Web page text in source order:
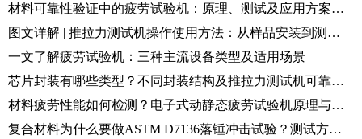
材料可靠性验证中的疲劳试验机：原理、测试及应用方案介绍
图文详解 | 推拉力测试机操作使用方法：从样品安装到测试结果分析完整流程
一文了解疲劳试验机：三种主流设备类型及适用场景
芯片封装有哪些类型？不同封装结构及推拉力测试机可靠性检测方法解析
材料疲劳性能如何检测？电子式动静态疲劳试验机原理与应用解析
复合材料为什么要做ASTM D7136落锤冲击试验？测试方法与标准要求解析